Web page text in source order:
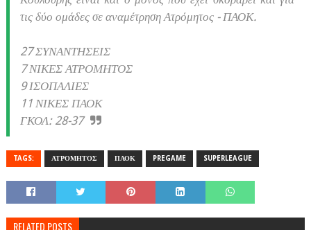
τις δύο ομάδες σε αναμέτρηση Ατρόμητος - ΠΑΟΚ.
27 ΣΥΝΑΝΤΗΣΕΙΣ
7 ΝΙΚΕΣ ΑΤΡΟΜΗΤΟΣ
9 ΙΣΟΠΑΛΙΕΣ
11 ΝΙΚΕΣ ΠΑΟΚ
ΓΚΟΛ: 28-37
TAGS: ΑΤΡΟΜΗΤΟΣ ΠΑΟΚ PREGAME SUPERLEAGUE
RELATED POSTS